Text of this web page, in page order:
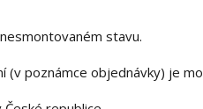
stavu.
(v poznámce objednávky) je